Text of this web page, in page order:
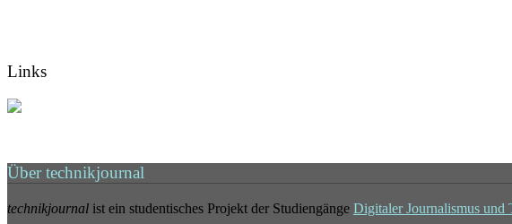
Links
Über technikjournal
technikjournal ist ein studentisches Projekt der Studiengänge Digitaler Journalismus und